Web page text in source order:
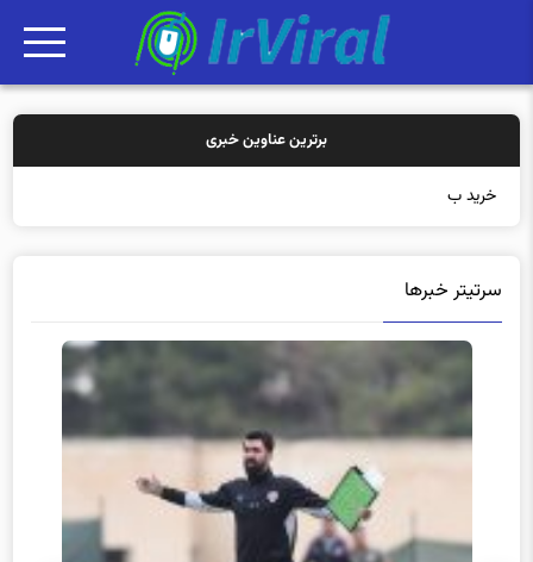
برترین عناوین خبری
خرید بیمه: سنتی یا
سرتیتر خبرها